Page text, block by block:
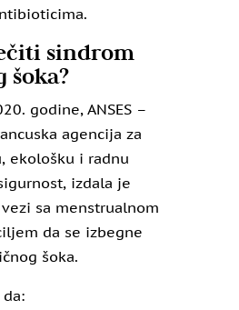
sindrom
šoka?
godine, ANSES –
agencija za
ekološku i radnu
izdala je
sa menstrualnom
da se izbegne
šoka.